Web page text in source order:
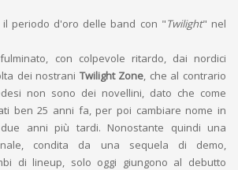
periodo d'oro delle band con "Twilight" nel
con colpevole ritardo, dai nordici
dei nostrani Twilight Zone, che al contrario
non sono dei novellini, dato che come
ben 25 anni fa, per poi cambiare nome in
anni più tardi. Nonostante quindi una
condita da una sequela di demo,
di lineup, solo oggi giungono al debutto